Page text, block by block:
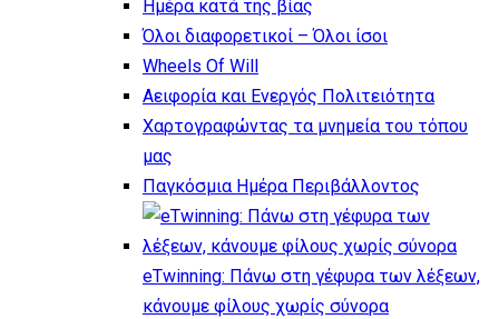
Ημέρα κατά της βίας
Όλοι διαφορετικοί – Όλοι ίσοι
Wheels Of Will
Αειφορία και Ενεργός Πολιτειότητα
Χαρτογραφώντας τα μνημεία του τόπου
μας
Παγκόσμια Ημέρα Περιβάλλοντος
eTwinning: Πάνω στη γέφυρα των λέξεων,
κάνουμε φίλους χωρίς σύνορα